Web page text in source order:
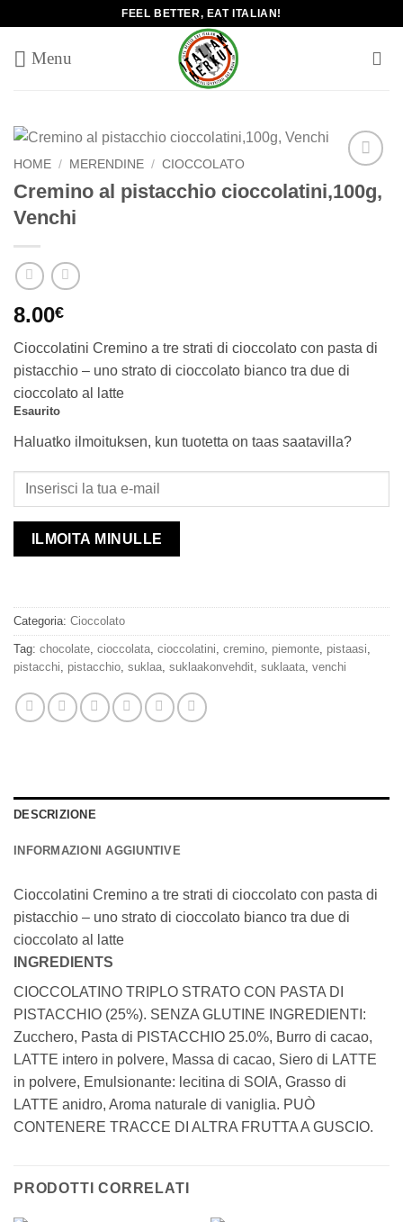
contenuti
FEEL BETTER, EAT ITALIAN!
Add to
wishlist
HOME / MERENDINE / CIOCCOLATO
Cremino al pistacchio cioccolatini,100g,
Venchi
8.00€
Cioccolatini Cremino a tre strati di cioccolato con pasta di
pistacchio – uno strato di cioccolato bianco tra due di
cioccolato al latte
Esaurito
Haluatko ilmoituksen, kun tuotetta on taas saatavilla?
ILMOITA MINULLE
Categoria: Cioccolato
Tag: chocolate cioccolata cioccolatini cremino piemonte pistaasi
pistacchi
pistacchio suklaa suklaakonvehdit suklaata venchi
DESCRIZIONE
INFORMAZIONI AGGIUNTIVE
Cioccolatini Cremino a tre strati di cioccolato con pasta di
pistacchio – uno strato di cioccolato bianco tra due di
cioccolato al latte
INGREDIENTS
CIOCCOLATINO TRIPLO STRATO CON PASTA DI
PISTACCHIO (25%). SENZA GLUTINE INGREDIENTI:
Zucchero, Pasta di PISTACCHIO 25.0%, Burro di cacao,
LATTE intero in polvere, Massa di cacao, Siero di LATTE
in polvere, Emulsionante: lecitina di SOIA, Grasso di
LATTE anidro, Aroma naturale di vaniglia. PUÒ
CONTENERE TRACCE DI ALTRA FRUTTA A GUSCIO.
PRODOTTI CORRELATI